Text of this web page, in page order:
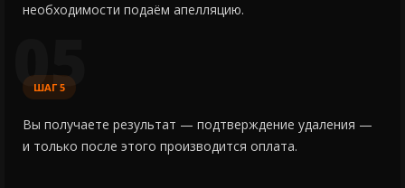
необходимости подаём апелляцию.
05
ШАГ 5
Вы получаете результат — подтверждение удаления —
и только после этого производится оплата.